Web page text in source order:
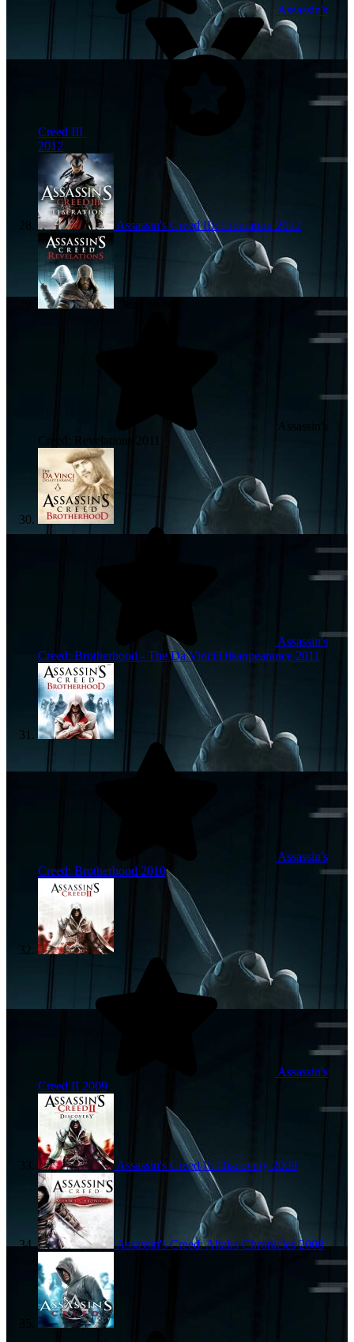
Assassin's
Creed III
2012
Assassin's Creed III: Liberation 2012
Assassin's
Creed: Revelations
Assassin's
Creed: Brotherhood - The Da Vinci Disappearance 2011
Assassin's
Creed: Brotherhood 2010
Assassin's
Creed II 2009
Assassin's Creed II: Discovery 2009
Assassin's Creed: Altairs Chronicles2008